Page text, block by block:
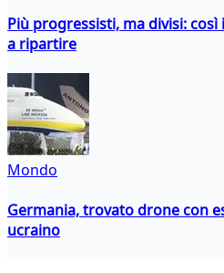
Più progressisti, ma divisi:
a ripartire
Mondo
Germania, trovato drone con
ucraino